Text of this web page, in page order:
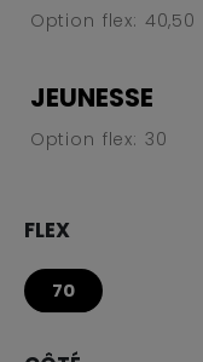
Option flex: 40,50
JEUNESSE
Option flex: 30
FLEX
70